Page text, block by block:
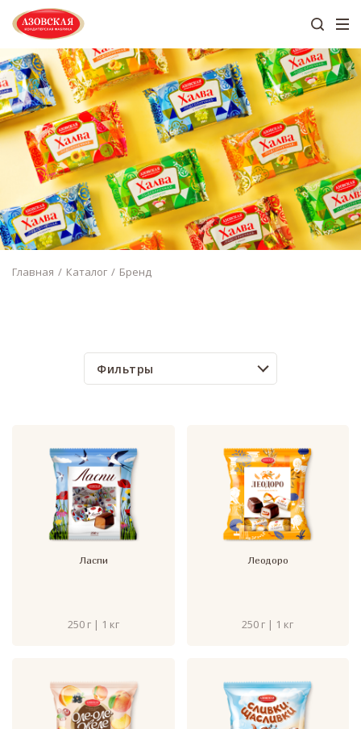
Главная Каталог Бренд
Фильтры
Ласпи
250 г | 1 кг
Леодоро
250 г | 1 кг